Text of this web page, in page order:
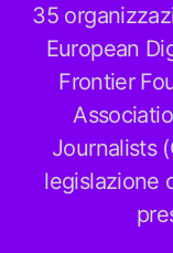
35
European
Frontier
Journalists
legislazione